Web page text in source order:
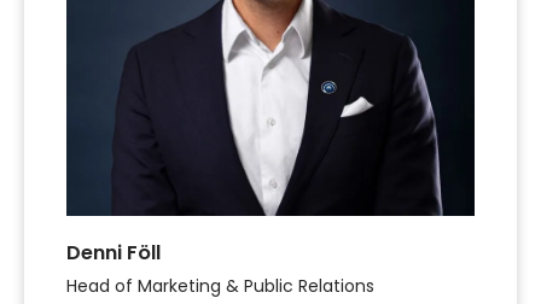
Denni Föll
Head of Marketing & Public Relations